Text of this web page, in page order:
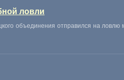
ловли
объединения отправился на ловлю